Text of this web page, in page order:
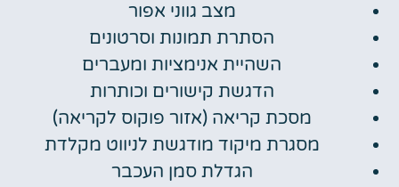
מצב גווני אפור
הסתרת תמונות וסרטונים
השהיית אנימציות ומעברים
הדגשת קישורים וכותרות
מסכת קריאה (אזור פוקוס לקריאה)
מסגרת מיקוד מודגשת לניווט מקלדת
הגדלת סמן העכבר